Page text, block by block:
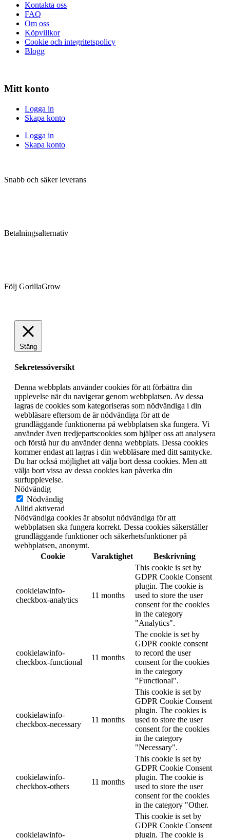
Kontakta oss
FAQ
Om oss
Köpvillkor
Cookie och integritetspolicy
Blogg
Mitt konto
Logga in
Skapa konto
Logga in
Skapa konto
Snabb och säker leverans
Betalningsalternativ
Följ GorillaGrow
Stäng
Sekretessöversikt
Denna webbplats använder cookies för att förbättra din
upplevelse när du navigerar genom webbplatsen. Av dessa
lagras de cookies som kategoriseras som nödvändiga i din
webbläsare eftersom de är nödvändiga för att de
grundläggande funktionerna på webbplatsen ska fungera. Vi
använder även tredjepartscookies som hjälper oss att analysera
och förstå hur du använder denna webbplats. Dessa cookies
kommer endast att lagras i din webbläsare med ditt samtycke.
Du har också möjlighet att välja bort dessa cookies. Men att
välja bort vissa av dessa cookies kan påverka din
surfupplevelse.
Nödvändig
Nödvändig
Alltid aktiverad
Nödvändiga cookies är absolut nödvändiga för att
webbplatsen ska fungera korrekt. Dessa cookies säkerställer
grundläggande funktioner och säkerhetsfunktioner på
webbplatsen, anonymt.
Cookie
Varaktighet Beskrivning
cookielawinfo-
checkbox-analytics
11 months
This cookie is set by
GDPR Cookie Consent
plugin. The cookie is
used to store the user
consent for the cookies
in the category
"Analytics".
cookielawinfo-
checkbox-functional
11 months
The cookie is set by
GDPR cookie consent
to record the user
consent for the cookies
in the category
"Functional".
cookielawinfo-
checkbox-necessary
11 months
This cookie is set by
GDPR Cookie Consent
plugin. The cookies is
used to store the user
consent for the cookies
in the category
"Necessary".
cookielawinfo-
checkbox-others
11 months
This cookie is set by
GDPR Cookie Consent
plugin. The cookie is
used to store the user
consent for the cookies
in the category "Other.
cookielawinfo-
This cookie is set by
GDPR Cookie Consent
plugin. The cookie is